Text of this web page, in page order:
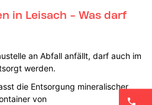
in Leisach - Was darf
an Abfall anfällt, darf auch im
werden.
die Entsorgung mineralischer
von